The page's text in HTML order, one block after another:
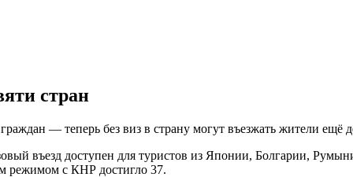
стран
— теперь без виз в страну могут въезжать жители ещё
въезд доступен для туристов из Японии, Болгарии,
режимом с КНР достигло 37.